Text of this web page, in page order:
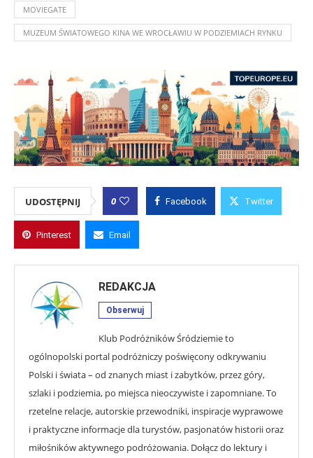
MOVIEGATE
MUZEUM ŚWIATOWEGO KINA WE WROCŁAWIU W PODZIEMIACH RYNKU
UDOSTĘPNIJ 0 Facebook Twitter
Pinterest Email
REDAKCJA
Obserwuj
Klub Podróżników Śródziemie to
ogólnopolski portal podróżniczy poświęcony odkrywaniu
Polski i świata – od znanych miast i zabytków, przez góry,
szlaki i podziemia, po miejsca nieoczywiste i zapomniane. To
rzetelne relacje, autorskie przewodniki, inspiracje wyprawowe
i praktyczne informacje dla turystów, pasjonatów historii oraz
miłośników aktywnego podróżowania. Dołącz do lektury i